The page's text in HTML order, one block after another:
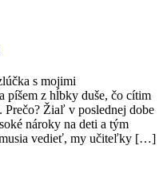
s mojimi
píšem z hĺbky duše, čo cítim
Žiaľ v poslednej dobe
nároky na deti a tým
musia vedieť, my učiteľky […]